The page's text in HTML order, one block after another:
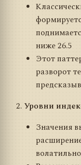
ниже 26.5
Этот
разворот
Уровни
Значения